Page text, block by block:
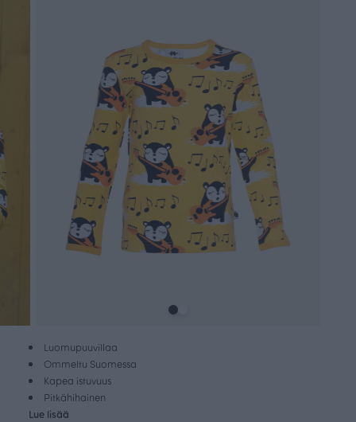
Luomupuuvillaa
Ommeltu Suomessa
Kapea istuvuus
Pitkähihainen
Lue lisää